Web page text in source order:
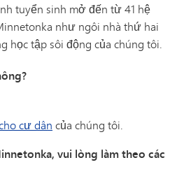
tuyển sinh mở đến từ 41 hệ
như ngôi nhà thứ hai
học tập sôi động của chúng tôi.
cư dân của chúng tôi.
vui lòng làm theo các